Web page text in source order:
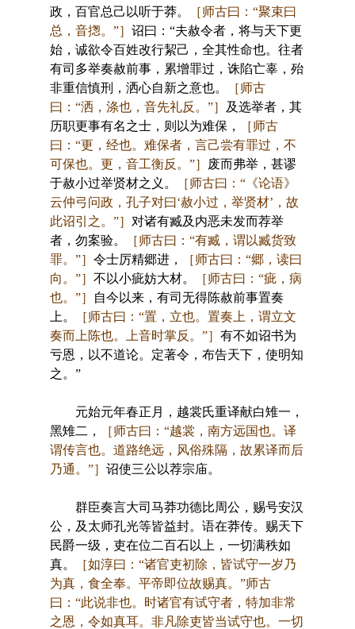
政，百官总己以听于莽。
［师古曰：“聚束曰
总，音揔。”］ 诏曰：“夫赦令者，将与天下更
始，诚欲令百姓改行絜己，全其性命也。往者
有司多举奏赦前事，累增罪过，诛陷亡辜，殆
非重信慎刑，洒心自新之意也。
［师古
曰：“洒，涤也，音先礼反。”］
及选举者，其
历职更事有名之士，则以为难保，
［师古
曰：“更，经也。难保者，言己尝有罪过，不
可保也。更，音工衡反。”］
废而弗举，甚谬
于赦小过举贤材之义。
［师古曰：“《论语》
云仲弓问政，孔子对曰‘赦小过，举贤材’，故
此诏引之。”］ 对诸有臧及内恶未发而荐举
者，勿案验。
［师古曰：“有臧，谓以臧货致
罪。”］ 令士厉精郷进，
［师古曰：“郷，读曰
向。”］ 不以小疵妨大材。
［师古曰：“疵，病
也。”］
自今以来，有司无得陈赦前事置奏
上。
［师古曰：“置，立也。置奏上，谓立文
奏而上陈也。上音时掌反。”］ 有不如诏书为
亏恩，以不道论。定著令，布告天下，使明知
之。”
元始元年春正月，越裳氏重译献白雉一，
黑雉二，
［师古曰：“越裳，南方远国也。译
谓传言也。道路绝远，风俗殊隔，故累译而后
乃通。”］ 诏使三公以荐宗庙。
群臣奏言大司马莽功德比周公，赐号安汉
公，及太师孔光等皆益封。语在莽传。赐天下
民爵一级，吏在位二百石以上，一切满秩如
真。
［如淳曰：“诸官吏初除，皆试守一岁乃
为真，食全奉。平帝即位故赐真。”师古
曰：“此说非也。时诸官有试守者，特加非常
之恩，令如真耳。非凡除吏皆当试守也。一切